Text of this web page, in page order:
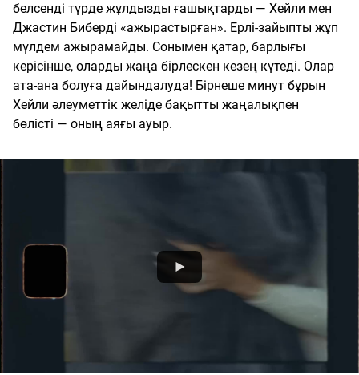
белсенді түрде жұлдызды ғашықтарды — Хейли мен
Джастин Биберді «ажырастырған». Ерлі-зайыпты жұп
мүлдем ажырамайды. Сонымен қатар, барлығы
керісінше, оларды жаңа бірлескен кезең күтеді. Олар
ата-ана болуға дайындалуда! Бірнеше минут бұрын
Хейли әлеуметтік желіде бақытты жаңалықпен
бөлісті — оның аяғы ауыр.